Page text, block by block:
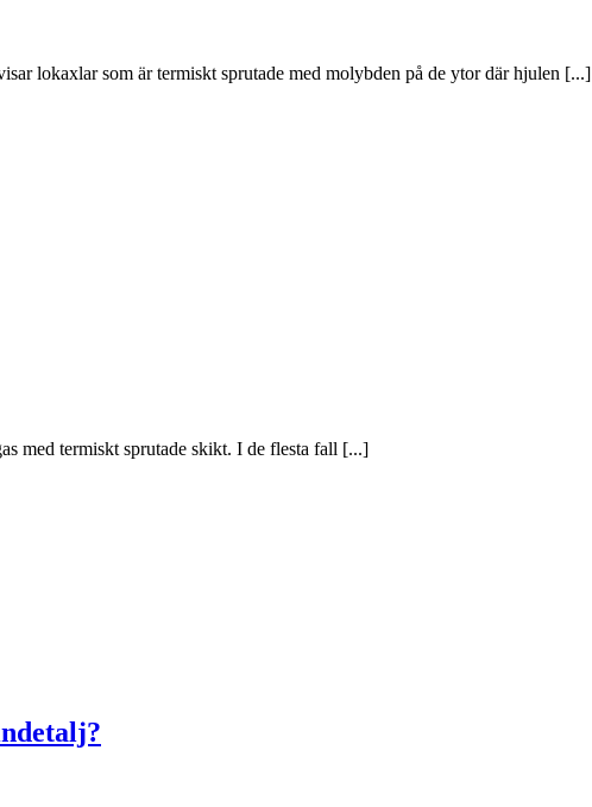
lokaxlar som är termiskt sprutade med molybden på de ytor där hjulen [...]
med termiskt sprutade skikt. I de flesta fall [...]